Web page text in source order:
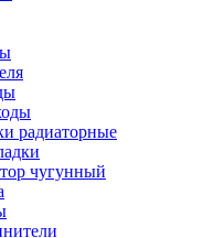
радиаторные
чугунный